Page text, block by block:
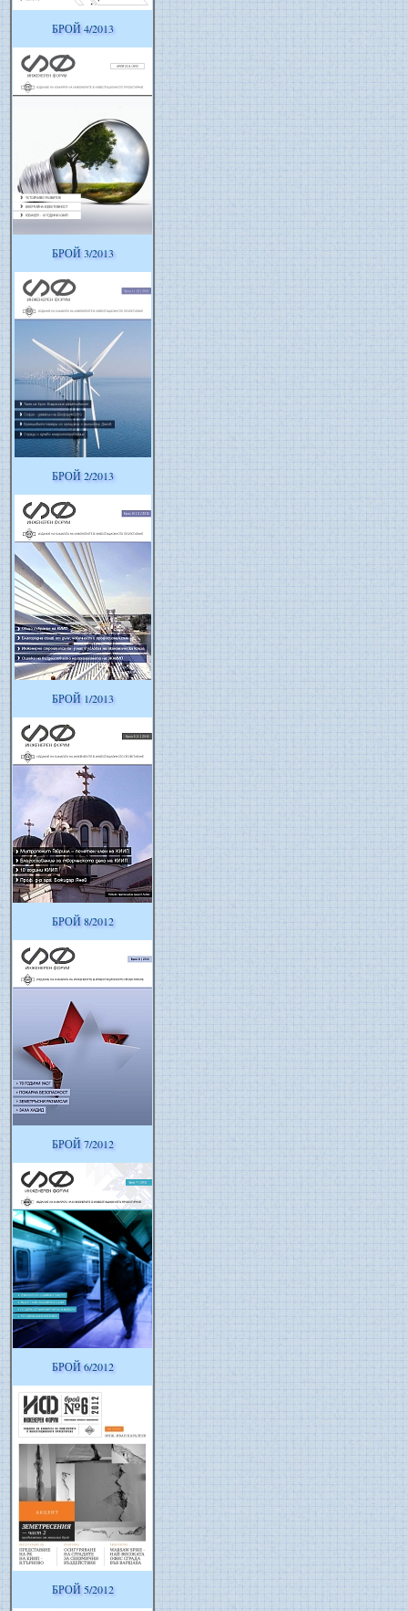
БРОЙ 4/2013
БРОЙ 3/2013
БРОЙ 2/2013
БРОЙ 1/2013
БРОЙ 8/2012
БРОЙ 7/2012
БРОЙ 6/2012
БРОЙ 5/2012